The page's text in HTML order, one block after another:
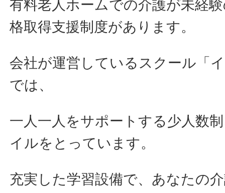
有料老人ホームでの介護が未経
格取得支援制度があります。
会社が運営しているスクール「
では、
一人一人をサポートする少人数
イルをとっています。
充実した学習設備で、あなたの